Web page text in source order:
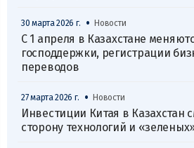
30 марта 2026 г. • Новости
С 1 апреля в Казахстане
господдержки, регистрации
переводов
27 марта 2026 г. • Новости
Инвестиции Китая в Казахстан
сторону технологий и